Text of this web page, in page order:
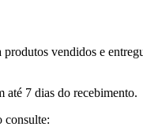
vendidos e
até 7 dias do recebimento.
consulte: